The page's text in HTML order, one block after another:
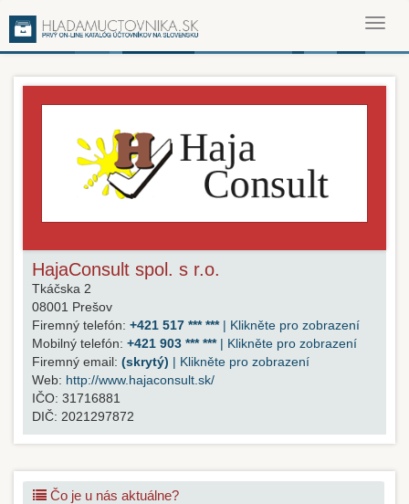
HajaConsult spol. s r.o.
Tkáčska 2
08001 Prešov
Firemný telefón: +421 517 *** ***| Klikněte pro zobrazení
Mobilný telefón: +421 903 *** ***| Klikněte pro zobrazení
Firemný email: (skrytý) | Klikněte pro zobrazení
Web: http://www.hajaconsult.sk/
IČO: 31716881
DIČ: 2021297872
Čo je u nás aktuálne?